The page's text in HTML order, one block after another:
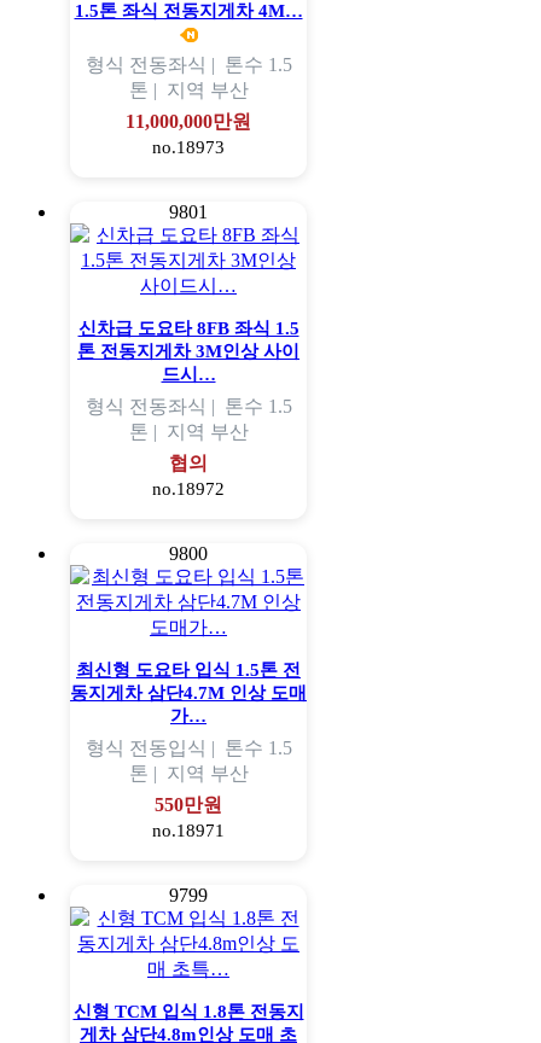
1.5톤 좌식 전동지게차 4M…
형식 전동좌식 | 톤수 1.5
톤 | 지역 부산
11,000,000만원
no.18973
9801
신차급 도요타 8FB 좌식 1.5
톤 전동지게차 3M인상 사이
드시…
형식 전동좌식 | 톤수 1.5
톤 | 지역 부산
협의
no.18972
9800
최신형 도요타 입식 1.5톤 전
동지게차 삼단4.7M 인상 도매
가…
형식 전동입식 | 톤수 1.5
톤 | 지역 부산
550만원
no.18971
9799
신형 TCM 입식 1.8톤 전동지
게차 삼단4.8m인상 도매 초